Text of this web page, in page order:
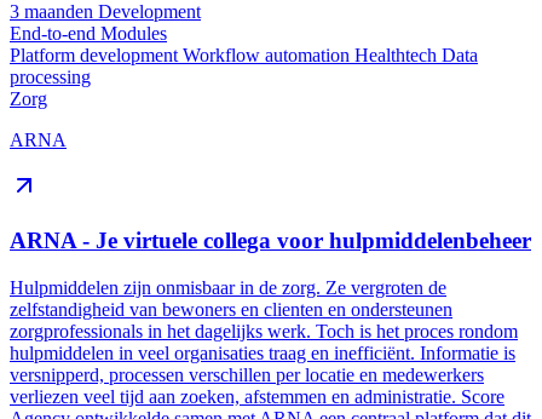
3 maanden Development
End-to-end Modules
Platform development Workflow automation Healthtech Data
processing
Zorg
ARNA
ARNA - Je virtuele collega voor hulpmiddelenbeheer
Hulpmiddelen zijn onmisbaar in de zorg. Ze vergroten de
zelfstandigheid van bewoners en clienten en ondersteunen
zorgprofessionals in het dagelijks werk. Toch is het proces rondom
hulpmiddelen in veel organisaties traag en inefficiënt. Informatie is
versnipperd, processen verschillen per locatie en medewerkers
verliezen veel tijd aan zoeken, afstemmen en administratie. Score